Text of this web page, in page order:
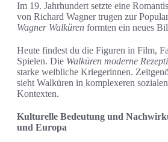
Im 19. Jahrhundert setzte eine
von Richard Wagner trugen zur
Wagner Walküren formten ein neues
Heute findest du die Figuren in Film,
Spielen. Die Walküren moderne
starke weibliche Kriegerinnen.
sieht Walküren in komplexeren
Kontexten.
Kulturelle Bedeutung und
und Europa